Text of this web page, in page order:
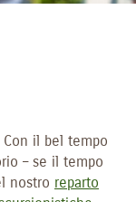
il bel tempo
– se il tempo
nostro reparto